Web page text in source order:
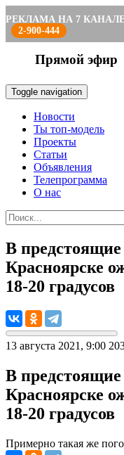
РЕКЛАМА НА 7
2-900-444
Прямой эфир
Toggle navigation
Новости
Ты топ-модель
Проекты
Статьи
Объявления
Телепрограмма
О нас
В
Красноярске
18-20 градусов
13 августа 2021, 9:00
В
Красноярске
18-20 градусов
Примерно такая же